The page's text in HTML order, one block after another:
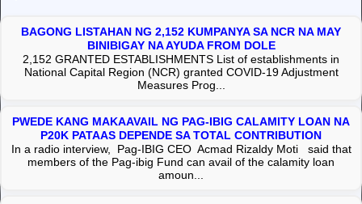
BAGONG LISTAHAN NG 2,152 KUMPANYA SA NCR NA MAY
BINIBIGAY NA AYUDA FROM DOLE
2,152 GRANTED ESTABLISHMENTS List of establishments in
National Capital Region (NCR) granted COVID-19 Adjustment
Measures Prog...
PWEDE KANG MAKAAVAIL NG PAG-IBIG CALAMITY LOAN NA
P20K PATAAS DEPENDE SA TOTAL CONTRIBUTION
In a radio interview, Pag-IBIG CEO Acmad Rizaldy Moti said that
members of the Pag-ibig Fund can avail of the calamity loan
amoun...